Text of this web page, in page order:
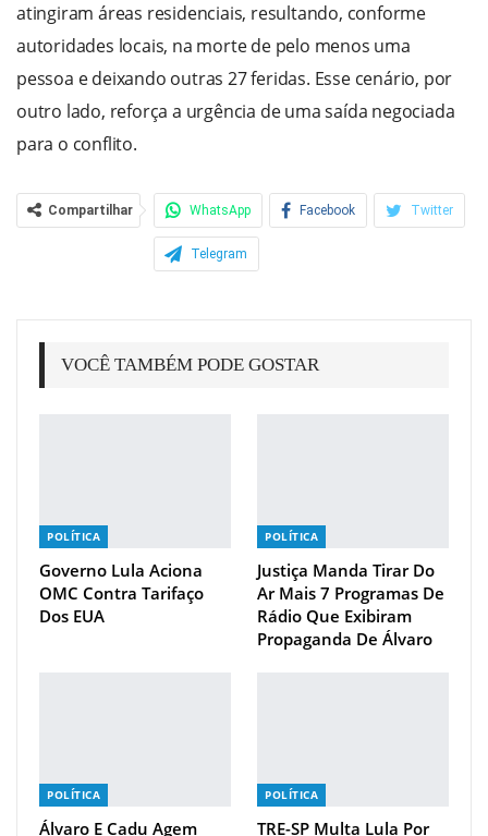
atingiram áreas residenciais, resultando, conforme
autoridades locais, na morte de pelo menos uma
pessoa e deixando outras 27 feridas. Esse cenário, por
outro lado, reforça a urgência de uma saída negociada
para o conflito.
Compartilhar WhatsApp Facebook Twitter
Telegram
VOCÊ TAMBÉM PODE GOSTAR
POLÍTICA
Governo Lula Aciona
OMC Contra Tarifaço
Dos EUA
POLÍTICA
Justiça Manda Tirar Do
Ar Mais 7 Programas De
Rádio Que Exibiram
Propaganda De Álvaro
POLÍTICA
Álvaro E Cadu Agem
POLÍTICA
TRE-SP Multa Lula Por